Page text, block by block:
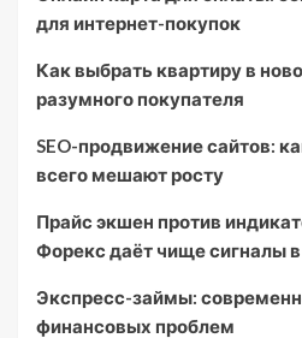
для интернет-покупок
Как выбрать квартиру в
разумного покупателя
SEO-продвижение сайтов:
всего мешают росту
Прайс экшен против
Форекс даёт чище сигналы
Экспресс-займы:
финансовых проблем